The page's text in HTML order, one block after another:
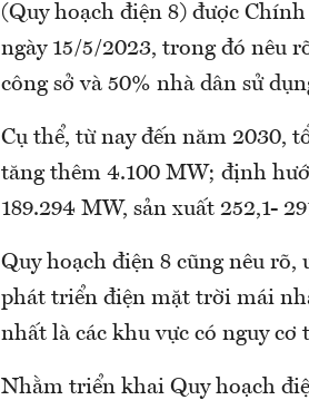
(Quy hoạch điện 8) được
ngày 15/5/2023, trong đó nêu
công sở và 50% nhà dân sử
Cụ thể, từ nay đến năm 2030,
tăng thêm 4.100 MW; định
189.294 MW, sản xuất 252,1-
Quy hoạch điện 8 cũng nêu rõ,
phát triển điện mặt trời mái
nhất là các khu vực có nguy cơ
Nhằm triển khai Quy hoạch